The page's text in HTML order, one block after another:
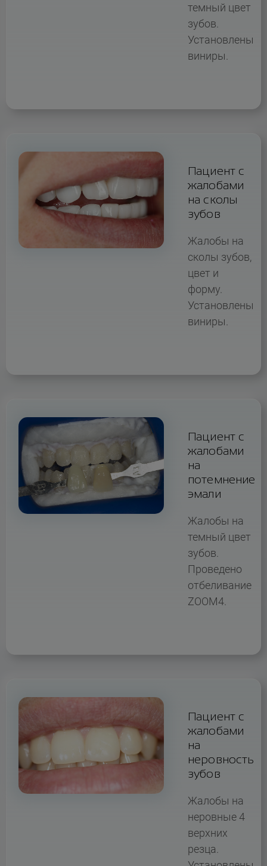
темный цвет
зубов.
Установлены
виниры.
Пациент с
жалобами
на сколы
зубов
Жалобы на
сколы зубов,
цвет и
форму.
Установлены
виниры.
Пациент с
жалобами
на
потемнение
эмали
Жалобы на
темный цвет
зубов.
Проведено
отбеливание
ZOOM4.
Пациент с
жалобами
на
неровность
зубов
Жалобы на
неровные 4
верхних
резца.